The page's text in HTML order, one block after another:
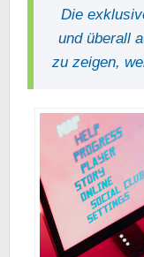
Die
und überall
zu zeigen,